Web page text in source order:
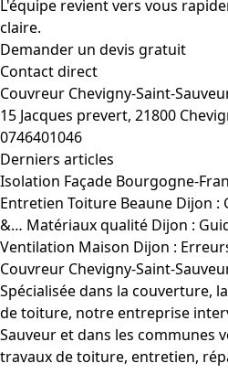
L'équipe revient vers vous
claire.
Demander un devis gratuit
Contact direct
Couvreur Chevigny-Saint-
15 Jacques prevert, 21800
0746401046
Derniers articles
Isolation Façade Bourgogne-
Entretien Toiture Beaune Dijon :
&… Matériaux qualité Dijon :
Ventilation Maison Dijon :
Couvreur Chevigny-Saint-
Spécialisée dans la couverture,
de toiture, notre entreprise
Sauveur et dans les communes
travaux de toiture, entretien,